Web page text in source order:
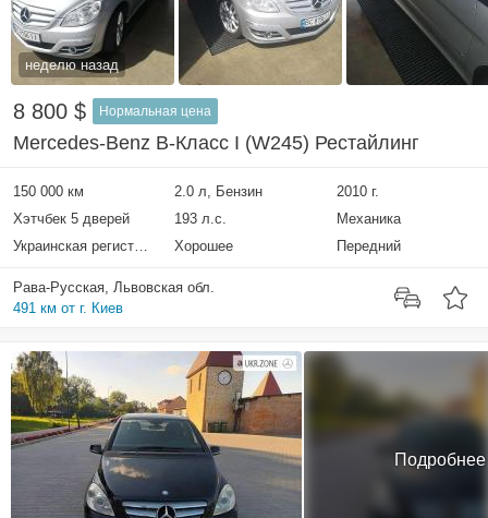
неделю назад
8 800 $ Нормальная цена
Mercedes-Benz B-Класс I (W245) Рестайлинг
150 000 км 2.0 л, Бензин
2010 г.
Хэтчбек 5 дверей
193 л.с.
Механика
Украинская регистрация
Хорошее Передний
Рава-Русская, Львовская обл.
491 км от г. Киев
Подробнее